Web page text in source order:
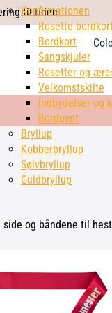
til tiden
Konfirmationen
Rosette
Bordkort
Sangskjuler
Rosetter og
Velkomstskilte
Indbydelser og
Bordpynt
Bryllup
Kobberbryllup
Sølvbryllup
Guldbryllup
og båndene til